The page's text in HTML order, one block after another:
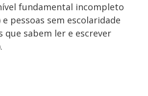
fundamental incompleto
e pessoas sem escolaridade
que sabem ler e escrever